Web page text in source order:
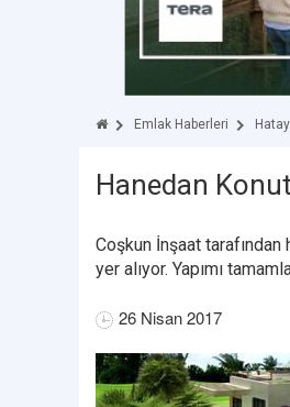
Emlak Haberleri Hatay
Hanedan
Coşkun İnşaat
yer alıyor. Yapımı
26 Nisan 2017